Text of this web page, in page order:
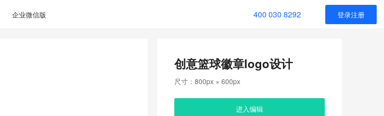
企业微信版 登录注册
400 030 8292
创意篮球徽章logo设计
尺寸：800px × 600px
进入编辑